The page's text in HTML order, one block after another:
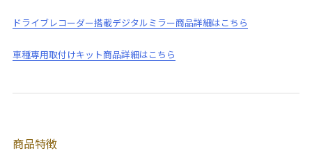
ドライブレコーダー搭載デジタルミラー商品詳細はこちら
車種専用取付けキット商品詳細はこちら
商品特徴